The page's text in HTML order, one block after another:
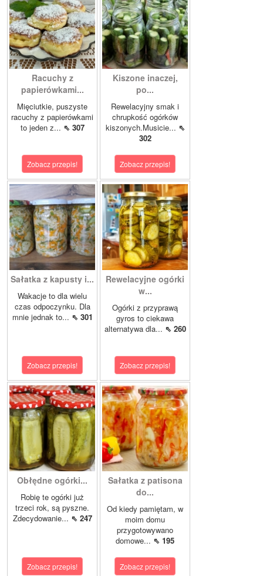
Racuchy z
papierówkami...
Mięciutkie, puszyste
racuchy z papierówkami
to jeden z... ⇖ 307
Zobacz przepis!
Kiszone inaczej,
po...
Rewelacyjny smak i
chrupkość ogórków
kiszonych.Musicie... ⇖
302
Zobacz przepis!
Sałatka z kapusty i...
Wakacje to dla wielu
czas odpoczynku. Dla
mnie jednak to... ⇖ 301
Zobacz przepis!
Rewelacyjne ogórki
w...
Ogórki z przyprawą
gyros to ciekawa
alternatywa dla... ⇖ 260
Zobacz przepis!
Obłędne ogórki...
Robię te ogórki już
trzeci rok, są pyszne.
Zdecydowanie... ⇖ 247
Zobacz przepis!
Sałatka z patisona
do...
Od kiedy pamiętam, w
moim domu
przygotowywano
domowe... ⇖ 195
Zobacz przepis!